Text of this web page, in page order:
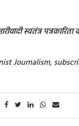
स्वतंत्र
Journalism,